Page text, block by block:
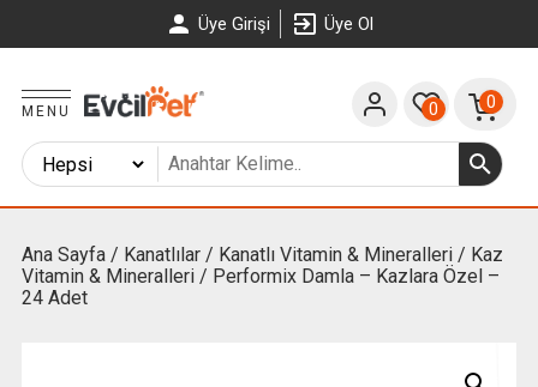
Üye Girişi Üye Ol
MENU 0 0
Ana Sayfa/ Kanatlılar/ Kanatlı Vitamin & Mineralleri/ Kaz
Vitamin & Mineralleri/ Performix Damla – Kazlara Özel –
24 Adet